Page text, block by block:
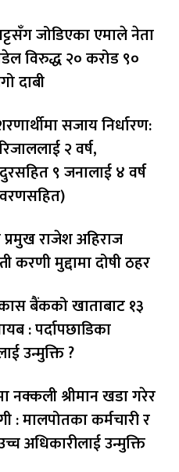
जोडिएका एमाले नेता
विरुद्ध २० करोड ९०
दाबी
सजाय निर्धारण:
२ वर्ष,
९ जनालाई ४ वर्ष
प्रमुख राजेश अहिराज
करणी मुद्दामा दोषी ठहर
बैंकको खाताबाट १३
: पर्दापछाडिका
उन्मुक्ति ?
नक्कली श्रीमान खडा गरेर
: मालपोतका कर्मचारी र
अधिकारीलाई उन्मुक्ति